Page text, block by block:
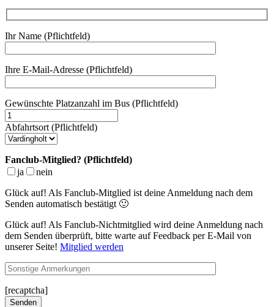
Ihr Name (Pflichtfeld)
Ihre E-Mail-Adresse (Pflichtfeld)
Gewünschte Platzanzahl im Bus (Pflichtfeld)
Abfahrtsort (Pflichtfeld)
Fanclub-Mitglied? (Pflichtfeld)
ja
nein
Glück auf! Als Fanclub-Mitglied ist deine Anmeldung nach dem
Senden automatisch bestätigt 🙂
Glück auf! Als Fanclub-Nichtmitglied wird deine Anmeldung nach
dem Senden überprüft, bitte warte auf Feedback per E-Mail von
unserer Seite! Mitglied werden
[recaptcha]